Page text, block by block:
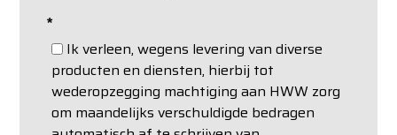
*
Ik verleen, wegens levering van diverse
producten en diensten, hierbij tot
wederopzegging machtiging aan HWW zorg
om maandelijks verschuldigde bedragen